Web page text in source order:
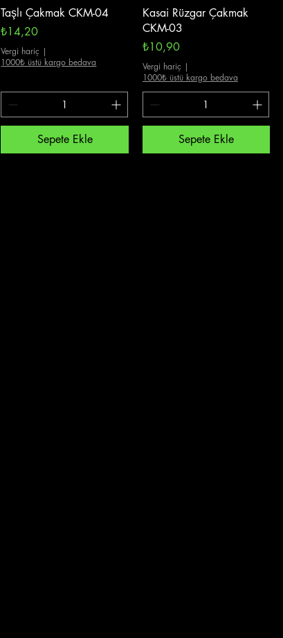
Hızlı Bakış
Taşlı Çakmak CKM-04
Fiyat
₺14,20
Vergi hariç |
1000₺ üstü kargo bedava
Sepete Ekle
Hızlı Bakış
Kasai Rüzgar Çakmak
CKM-03
Fiyat
₺10,90
Vergi hariç |
1000₺ üstü kargo bedava
Sepete Ekle